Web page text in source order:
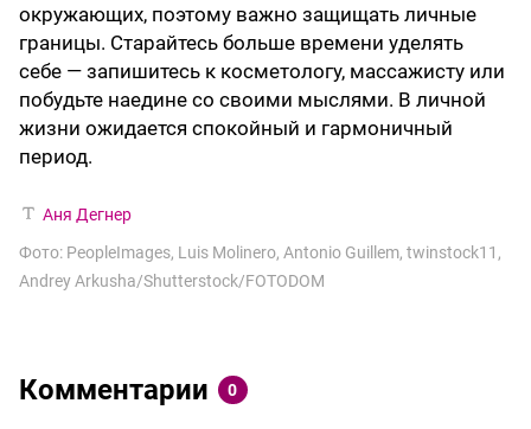
окружающих, поэтому важно защищать личные
границы. Старайтесь больше времени уделять
себе — запишитесь к косметологу, массажисту или
побудьте наедине со своими мыслями. В личной
жизни ожидается спокойный и гармоничный
период.
Аня Дегнер
Фото: PeopleImages, Luis Molinero, Antonio Guillem, twinstock11,
Andrey Arkusha/Shutterstock/FOTODOM
Комментарии 0